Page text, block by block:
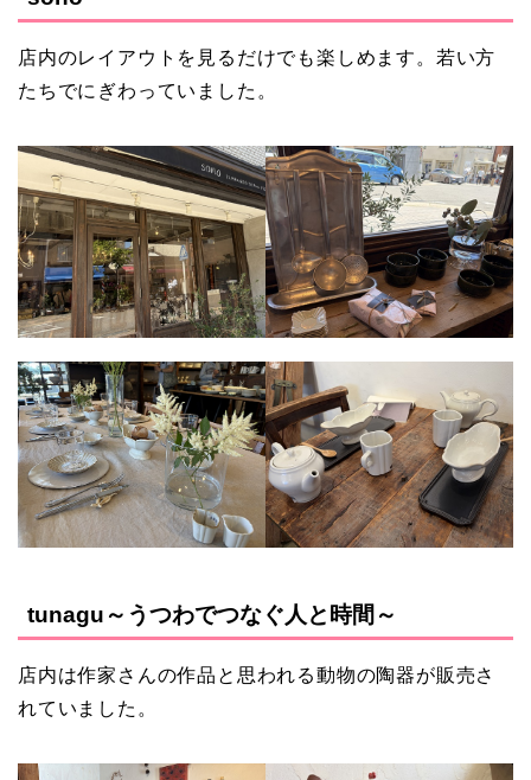
店内のレイアウトを見るだけでも楽しめます。若い方
たちでにぎわっていました。
tunagu～うつわでつなぐ人と時間～
店内は作家さんの作品と思われる動物の陶器が販売さ
れていました。